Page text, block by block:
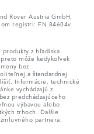
Rover Austria GmbH,
registri: FN 84604v
produkty z hľadiska
môže kedykoľvek
bez
a štandardnej
Informácie, technické
vychádzajú z
predchádzajúceho
výbavou alebo
trhoch. Ďalšie
partnera.